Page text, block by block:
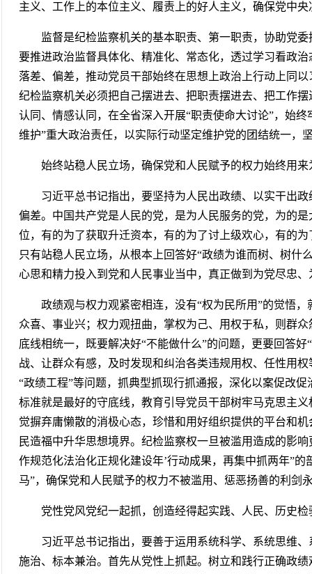
主义、工作上的本位主义、履责上的好人主义，确保党
监督是纪检监察机关的基本职责、第一职责，协助党
要推进政治监督具体化、精准化、常态化，透过学习看政
落差、偏差，推动党员干部始终在思想上政治上行动上同
纪检监察机关必须把自己摆进去、把职责摆进去、把工作
认同、情感认同，在全省深入开展“职责使命大讨论”，始
维护”重大政治责任，以实际行动坚定维护党的团结统一
始终站稳人民立场，确保党和人民赋予的权力始终
习近平总书记指出，要坚持为人民出政绩、以实干出
偏差。中国共产党是人民的党，是为人民服务的党，为的
位，有的为了获取升迁资本，有的为了讨上级欢心，有的
只有站稳人民立场，从根本上回答好“政绩为谁而树、树
心思和精力投入到党和人民事业当中，真正做到为党尽
政绩观与权力观紧密相连，没有“权为民所用”的觉悟
众喜、事业兴；权力观扭曲，掌权为己、用权于私，则群
底线相统一，既要解决好“不能做什么”的问题，更要回答
战、让群众有感，及时发现和纠治各类违规用权、任性用
“政绩工程”等问题，抓典型抓现行抓通报，深化以案促改
标准就是最好的守底线，教育引导党员干部树牢马克思主
觉摒弃庸懒散的消极心态，珍惜和用好组织提供的平台和
民造福中升华思想境界。纪检监察权一旦被滥用造成的影
作规范化法治化正规化建设年’行动成果，再集中抓两年”
马”，确保党和人民赋予的权力不被滥用、惩恶扬善的
党性党风党纪一起抓，创造经得起实践、人民、历
习近平总书记指出，要善于运用系统科学、系统思维
施治、标本兼治。首先从党性上抓起。树立和践行正确政